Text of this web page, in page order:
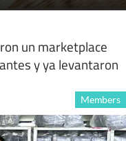
un marketplace
y ya levantaron
Members